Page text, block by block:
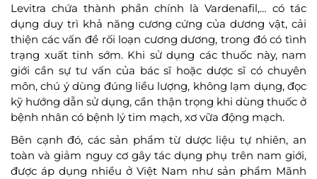
Levitra chứa thành phần chính là Vardenafil,… có tác
dụng duy trì khả năng cương cứng của dương vật, cải
thiện các vấn đề rối loạn cương dương, trong đó có tình
trạng xuất tinh sớm. Khi sử dụng các thuốc này, nam
giới cần sự tư vấn của bác sĩ hoặc dược sĩ có chuyên
môn, chú ý dùng đúng liều lượng, không lạm dụng, đọc
kỹ hướng dẫn sử dụng, cần thận trọng khi dùng thuốc ở
bệnh nhân có bệnh lý tim mạch, xơ vữa động mạch.
Bên cạnh đó, các sản phẩm từ dược liệu tự nhiên, an
toàn và giảm nguy cơ gây tác dụng phụ trên nam giới,
được áp dụng nhiều ở Việt Nam như sản phẩm Mãnh